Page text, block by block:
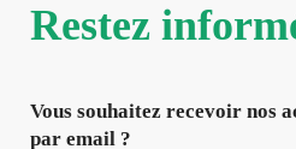
Restez
Vous souhaitez recevoir nos
par email ?